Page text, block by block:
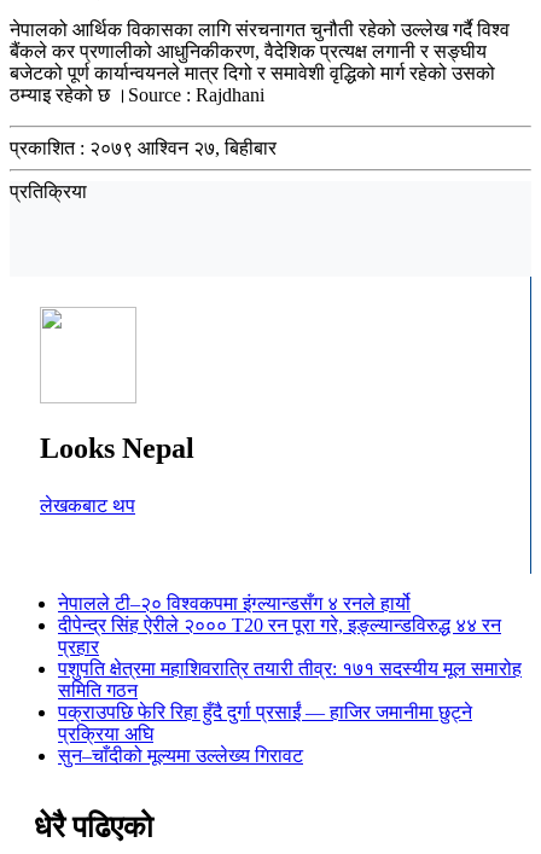
नेपालको आर्थिक विकासका लागि संरचनागत चुनौती रहेको उल्लेख गर्दै विश्व
बैंकले कर प्रणालीको आधुनिकीकरण, वैदेशिक प्रत्यक्ष लगानी र सङ्घीय
बजेटको पूर्ण कार्यान्वयनले मात्र दिगो र समावेशी वृद्धिको मार्ग रहेको उसको
ठम्याइ रहेको छ ।Source : Rajdhani
प्रकाशित : २०७९ आश्विन २७, बिहीबार
प्रतिक्रिया
Looks Nepal
लेखकबाट थप
नेपालले टी–२० विश्वकपमा इंग्ल्यान्डसँग ४ रनले हार्यो
दीपेन्द्र सिंह ऐरीले २००० T20 रन पूरा गरे, इङ्ल्यान्डविरुद्ध ४४ रन
प्रहार
पशुपति क्षेत्रमा महाशिवरात्रि तयारी तीव्र: १७१ सदस्यीय मूल समारोह
समिति गठन
पक्राउपछि फेरि रिहा हुँदै दुर्गा प्रसाईं — हाजिर जमानीमा छुट्ने
प्रक्रिया अघि
सुन–चाँदीको मूल्यमा उल्लेख्य गिरावट
धेरै पढिएको